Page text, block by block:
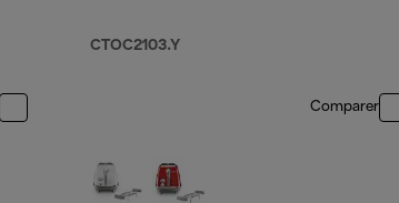
CTOC2103.Y
Comparer